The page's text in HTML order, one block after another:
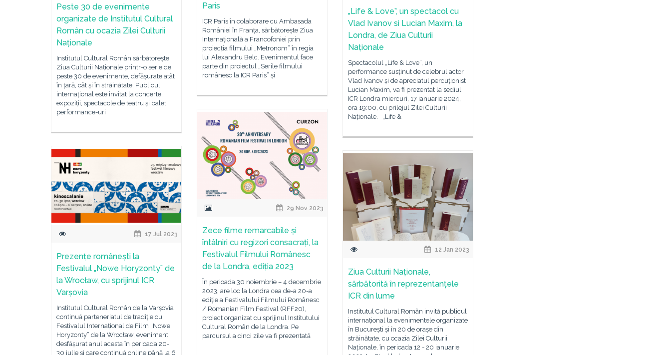
Paris
ICR Paris în colaborare cu Ambasada
României în Franța, sărbătorește Ziua
Internațională a Francofoniei prin
proiecția filmului „Metronom” în regia
lui Alexandru Belc. Evenimentul face
parte din proiectul „Serile filmului
românesc la ICR Paris” și
Peste 30 de evenimente
organizate de Institutul Cultural
Român cu ocazia Zilei Culturii
Naționale
Institutul Cultural Român sărbătorește
Ziua Culturii Naționale printr-o serie de
peste 30 de evenimente, defășurate atât
în țară, cât și în străinătate. Publicul
internațional este invitat la concerte,
expoziții, spectacole de teatru și balet,
performance-uri
„Life & Love”, un spectacol cu
Vlad Ivanov si Lucian Maxim, la
Londra, de Ziua Culturii
Naționale
Spectacolul „Life & Love”, un
performance susținut de celebrul actor
Vlad Ivanov și de apreciatul percuționist
Lucian Maxim, va fi prezentat la sediul
ICR Londra miercuri, 17 ianuarie 2024,
ora 19:00, cu prilejul Zilei Culturii
Naționale. „Life &
29 Nov 2023
Zece filme remarcabile și
întâlniri cu regizori consacrați, la
Festivalul Filmului Românesc
de la Londra, ediția 2023
În perioada 30 noiembrie – 4 decembrie
2023, are loc la Londra cea de-a 20-a
ediție a Festivalului Filmului Românesc
/ Romanian Film Festival (RFF20),
proiect organizat cu sprijinul Institutului
Cultural Român de la Londra. Pe
parcursul a cinci zile va fi prezentată
17 Jul 2023
Prezențe românești la
Festivalul „Nowe Horyzonty” de
la Wrocław, cu sprijinul ICR
Varșovia
Institutul Cultural Român de la Varșovia
continuă parteneriatul de tradiție cu
Festivalul Internațional de Film „Nowe
Horyzonty” de la Wrocław, eveniment
desfășurat anul acesta în perioada 20-
30 iulie și care continuă online până la 6
12 Jan 2023
Ziua Culturii Naționale,
sărbătorită în reprezentanțele
ICR din lume
Institutul Cultural Român invită publicul
internațional la evenimentele organizate
în București și în 20 de orașe din
străinătate, cu ocazia Zilei Culturii
Naționale, în perioada 12 - 20 ianuarie